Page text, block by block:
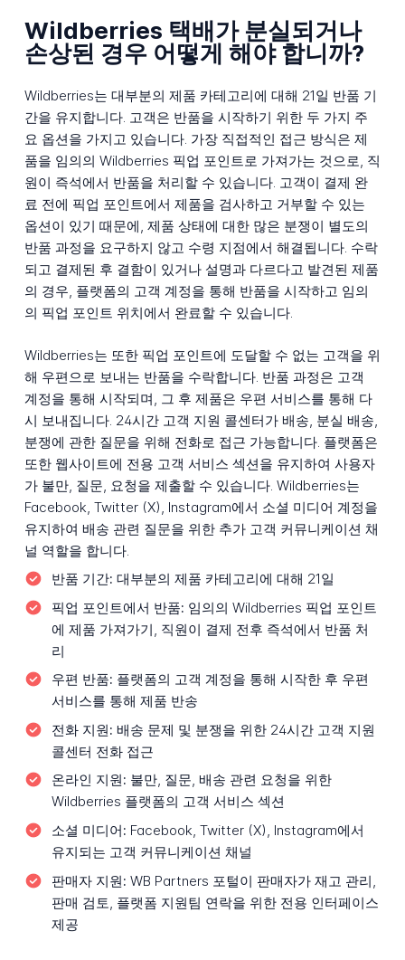
Wildberries 택배가 분실되거나
손상된 경우 어떻게 해야 합니까?
Wildberries는 대부분의 제품 카테고리에 대해 21일 반품 기
간을 유지합니다. 고객은 반품을 시작하기 위한 두 가지 주
요 옵션을 가지고 있습니다. 가장 직접적인 접근 방식은 제
품을 임의의 Wildberries 픽업 포인트로 가져가는 것으로, 직
원이 즉석에서 반품을 처리할 수 있습니다. 고객이 결제 완
료 전에 픽업 포인트에서 제품을 검사하고 거부할 수 있는
옵션이 있기 때문에, 제품 상태에 대한 많은 분쟁이 별도의
반품 과정을 요구하지 않고 수령 지점에서 해결됩니다. 수락
되고 결제된 후 결함이 있거나 설명과 다르다고 발견된 제품
의 경우, 플랫폼의 고객 계정을 통해 반품을 시작하고 임의
의 픽업 포인트 위치에서 완료할 수 있습니다.
Wildberries는 또한 픽업 포인트에 도달할 수 없는 고객을 위
해 우편으로 보내는 반품을 수락합니다. 반품 과정은 고객
계정을 통해 시작되며, 그 후 제품은 우편 서비스를 통해 다
시 보내집니다. 24시간 고객 지원 콜센터가 배송, 분실 배송,
분쟁에 관한 질문을 위해 전화로 접근 가능합니다. 플랫폼은
또한 웹사이트에 전용 고객 서비스 섹션을 유지하여 사용자
가 불만, 질문, 요청을 제출할 수 있습니다. Wildberries는
Facebook, Twitter (X), Instagram에서 소셜 미디어 계정을
유지하여 배송 관련 질문을 위한 추가 고객 커뮤니케이션 채
널 역할을 합니다.
반품 기간: 대부분의 제품 카테고리에 대해 21일
픽업 포인트에서 반품: 임의의 Wildberries 픽업 포인트
에 제품 가져가기, 직원이 결제 전후 즉석에서 반품 처
리
우편 반품: 플랫폼의 고객 계정을 통해 시작한 후 우편
서비스를 통해 제품 반송
전화 지원: 배송 문제 및 분쟁을 위한 24시간 고객 지원
콜센터 전화 접근
온라인 지원: 불만, 질문, 배송 관련 요청을 위한
Wildberries 플랫폼의 고객 서비스 섹션
소셜 미디어: Facebook, Twitter (X), Instagram에서
유지되는 고객 커뮤니케이션 채널
판매자 지원: WB Partners 포털이 판매자가 재고 관리,
판매 검토, 플랫폼 지원팀 연락을 위한 전용 인터페이스
제공